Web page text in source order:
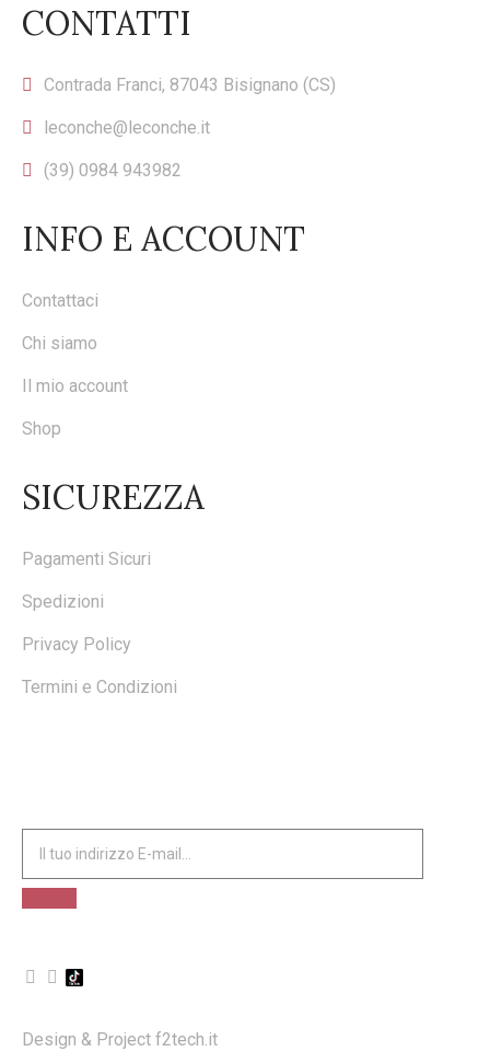
CONTATTI
Contrada Franci, 87043 Bisignano (CS)
leconche@leconche.it
(39) 0984 943982
INFO E ACCOUNT
Contattaci
Chi siamo
Il mio account
Shop
SICUREZZA
Pagamenti Sicuri
Spedizioni
Privacy Policy
Termini e Condizioni
Design & Project f2tech.it